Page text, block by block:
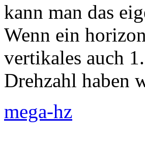
kann man das
Wenn ein
vertikales auch
Drehzahl haben
mega-hz